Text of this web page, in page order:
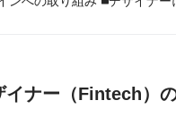
イナー（Fintech）